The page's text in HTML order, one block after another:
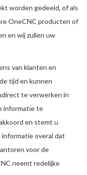
worden gedeeld, of als
OneCNC producten of
en wij zullen uw
van klanten en
tijd en kunnen
te verwerken in
informatie te
en stemt u
informatie overal dat
voor de
neemt redelijke